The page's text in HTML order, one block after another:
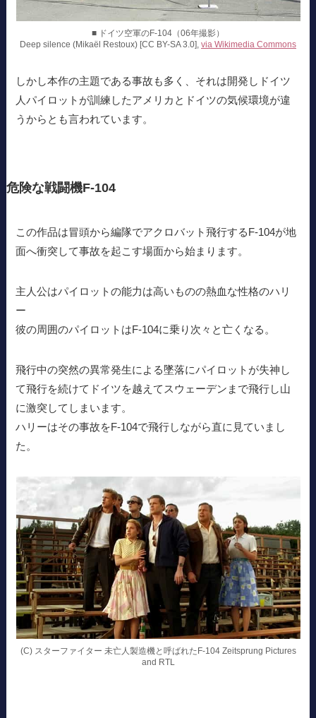
■ ドイツ空軍のF-104（06年撮影）
Deep silence (Mikaël Restoux) [CC BY-SA 3.0], via Wikimedia Commons
しかし本作の主題である事故も多く、それは開発しドイツ
人パイロットが訓練したアメリカとドイツの気候環境が違
うからとも言われています。
危険な戦闘機F-104
この作品は冒頭から編隊でアクロバット飛行するF-104が地
面へ衝突して事故を起こす場面から始まります。
主人公はパイロットの能力は高いものの熱血な性格のハリ
ー
彼の周囲のパイロットはF-104に乗り次々と亡くなる。
飛行中の突然の異常発生による墜落にパイロットが失神し
て飛行を続けてドイツを越えてスウェーデンまで飛行し山
に激突してしまいます。
ハリーはその事故をF-104で飛行しながら直に見ていまし
た。
(C) スターファイター 未亡人製造機と呼ばれたF-104 Zeitsprung Pictures
and RTL